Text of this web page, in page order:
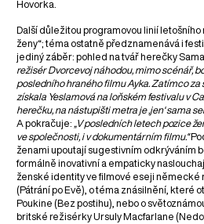
Hovorka.
Další důležitou programovou linií letošního
ženy“; téma ostatně předznamenává i
jediný záběr: pohled na tvář herečky
režisér Dvorcevoj náhodou, mimo scénář,
posledního hraného filmu Ayka. Zatímco za
získala Yeslamová na loňském festivalu v
herečku, na nástupišti metra je ‚jen‘‎ sama
A pokračuje: „V posledních letech pozice
ve společnosti, i v dokumentárním filmu.“
ženami upoutají sugestivním odkrýváním
formálně inovativní a empaticky
ženské identity ve filmové eseji německé
(Pátrání po Evě), o téma znásilnění, které
Poukine (Bez postihu), nebo o
britské režisérky Ursuly Macfarlane